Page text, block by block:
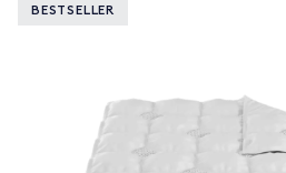
BESTSELLER